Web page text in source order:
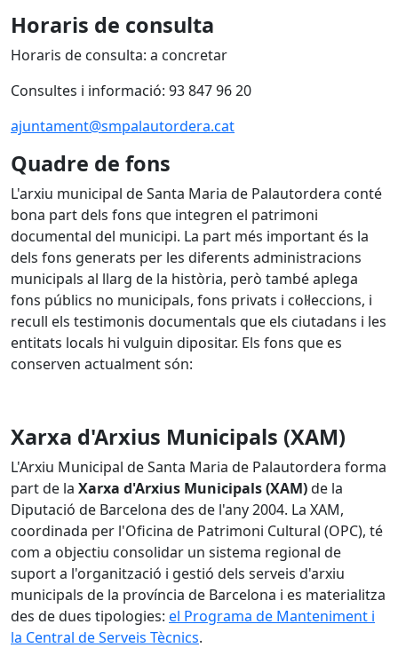
Horaris de consulta
Horaris de consulta: a concretar
Consultes i informació: 93 847 96 20
ajuntament@smpalautordera.cat
Quadre de fons
L'arxiu municipal de Santa Maria de Palautordera conté
bona part dels fons que integren el patrimoni
documental del municipi. La part més important és la
dels fons generats per les diferents administracions
municipals al llarg de la història, però també aplega
fons públics no municipals, fons privats i col·leccions, i
recull els testimonis documentals que els ciutadans i les
entitats locals hi vulguin dipositar. Els fons que es
conserven actualment són:
Xarxa d'Arxius Municipals (XAM)
L'Arxiu Municipal de Santa Maria de Palautordera forma
part de la Xarxa d'Arxius Municipals (XAM)de la
Diputació de Barcelona des de l'any 2004. La XAM,
coordinada per l'Oficina de Patrimoni Cultural (OPC), té
com a objectiu consolidar un sistema regional de
suport a l'organització i gestió dels serveis d'arxiu
municipals de la província de Barcelona i es materialitza
des de dues tipologies: el Programa de Manteniment i
la Central de Serveis Tècnics.